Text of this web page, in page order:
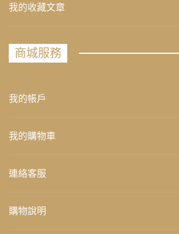
我的收藏文章
商城服務
我的帳戶
我的購物車
連絡客服
購物說明